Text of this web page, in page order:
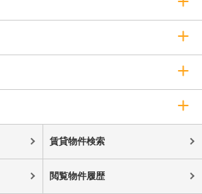
賃貸物件検索
閲覧物件履歴